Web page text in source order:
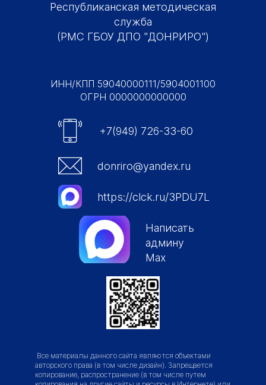
Республиканская методическая
служба
(РМС ГБОУ ДПО "ДОНРИРО")
ИНН/КПП 59040000111/5904001100
ОГРН 0000000000000
+7(949) 726-33-60
donriro@yandex.ru
https://clck.ru/3PDU7L
Написать
админу
Max
Все материалы данного сайта являются объектами
авторского права (в том числе дизайн). Запрещается
копирование, распространение (в том числе путем